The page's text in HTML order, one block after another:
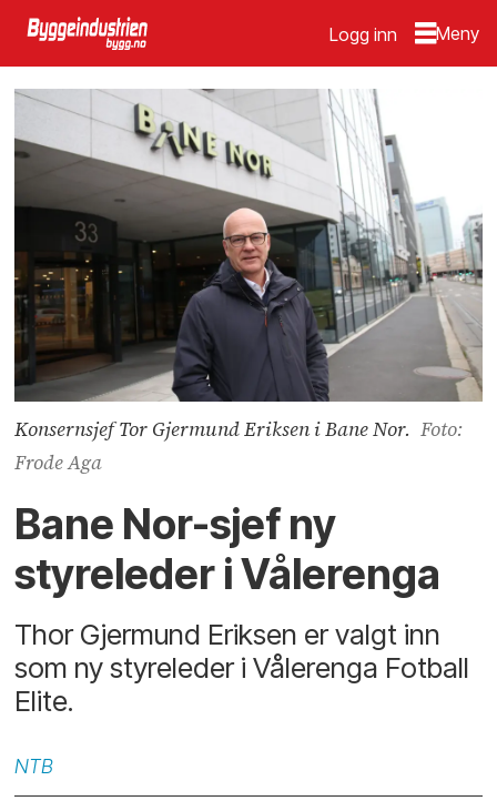
Logg inn
Konsernsjef Tor Gjermund Eriksen i Bane Nor. Foto:
Frode Aga
Bane Nor-sjef ny
styreleder i Vålerenga
Thor Gjermund Eriksen er valgt inn
som ny styreleder i Vålerenga Fotball
Elite.
NTB